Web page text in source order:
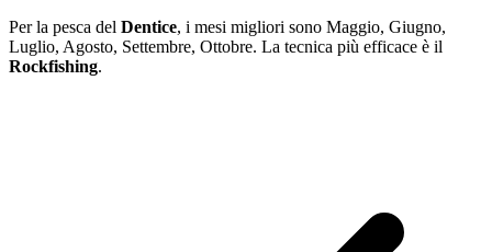
Per la pesca del Dentice, i mesi migliori sono Maggio, Giugno,
Luglio, Agosto, Settembre, Ottobre. La tecnica più efficace è il
Rockfishing.